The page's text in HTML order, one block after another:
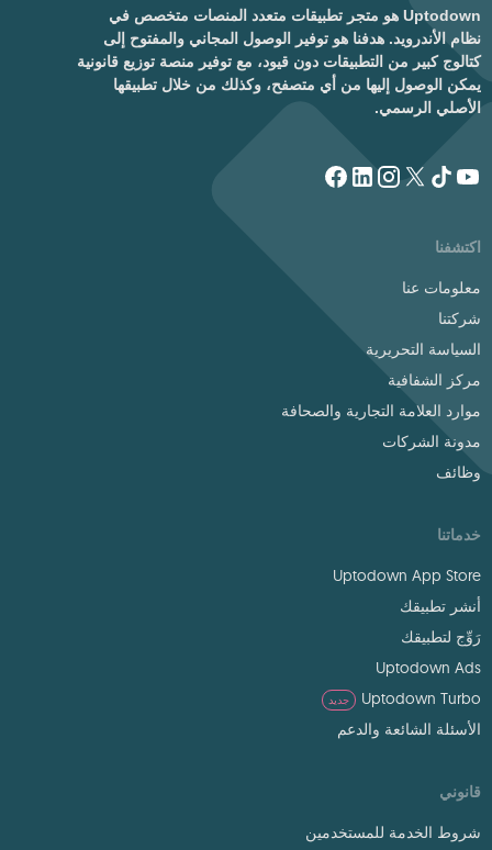
Uptodown هو متجر تطبيقات متعدد المنصات متخصص في
نظام الأندرويد. هدفنا هو توفير الوصول المجاني والمفتوح إلى
كتالوج كبير من التطبيقات دون قيود، مع توفير منصة توزيع قانونية
يمكن الوصول إليها من أي متصفح، وكذلك من خلال تطبيقها
الأصلي الرسمي.
اكتشفنا
معلومات عنا
شركتنا
السياسة التحريرية
مركز الشفافية
موارد العلامة التجارية والصحافة
مدونة الشركات
وظائف
خدماتنا
Uptodown App Store
أنشر تطبيقك
رَوِّج لتطبيقك
Uptodown Ads
Uptodown Turbo
جديد
الأسئلة الشائعة والدعم
قانوني
شروط الخدمة للمستخدمين